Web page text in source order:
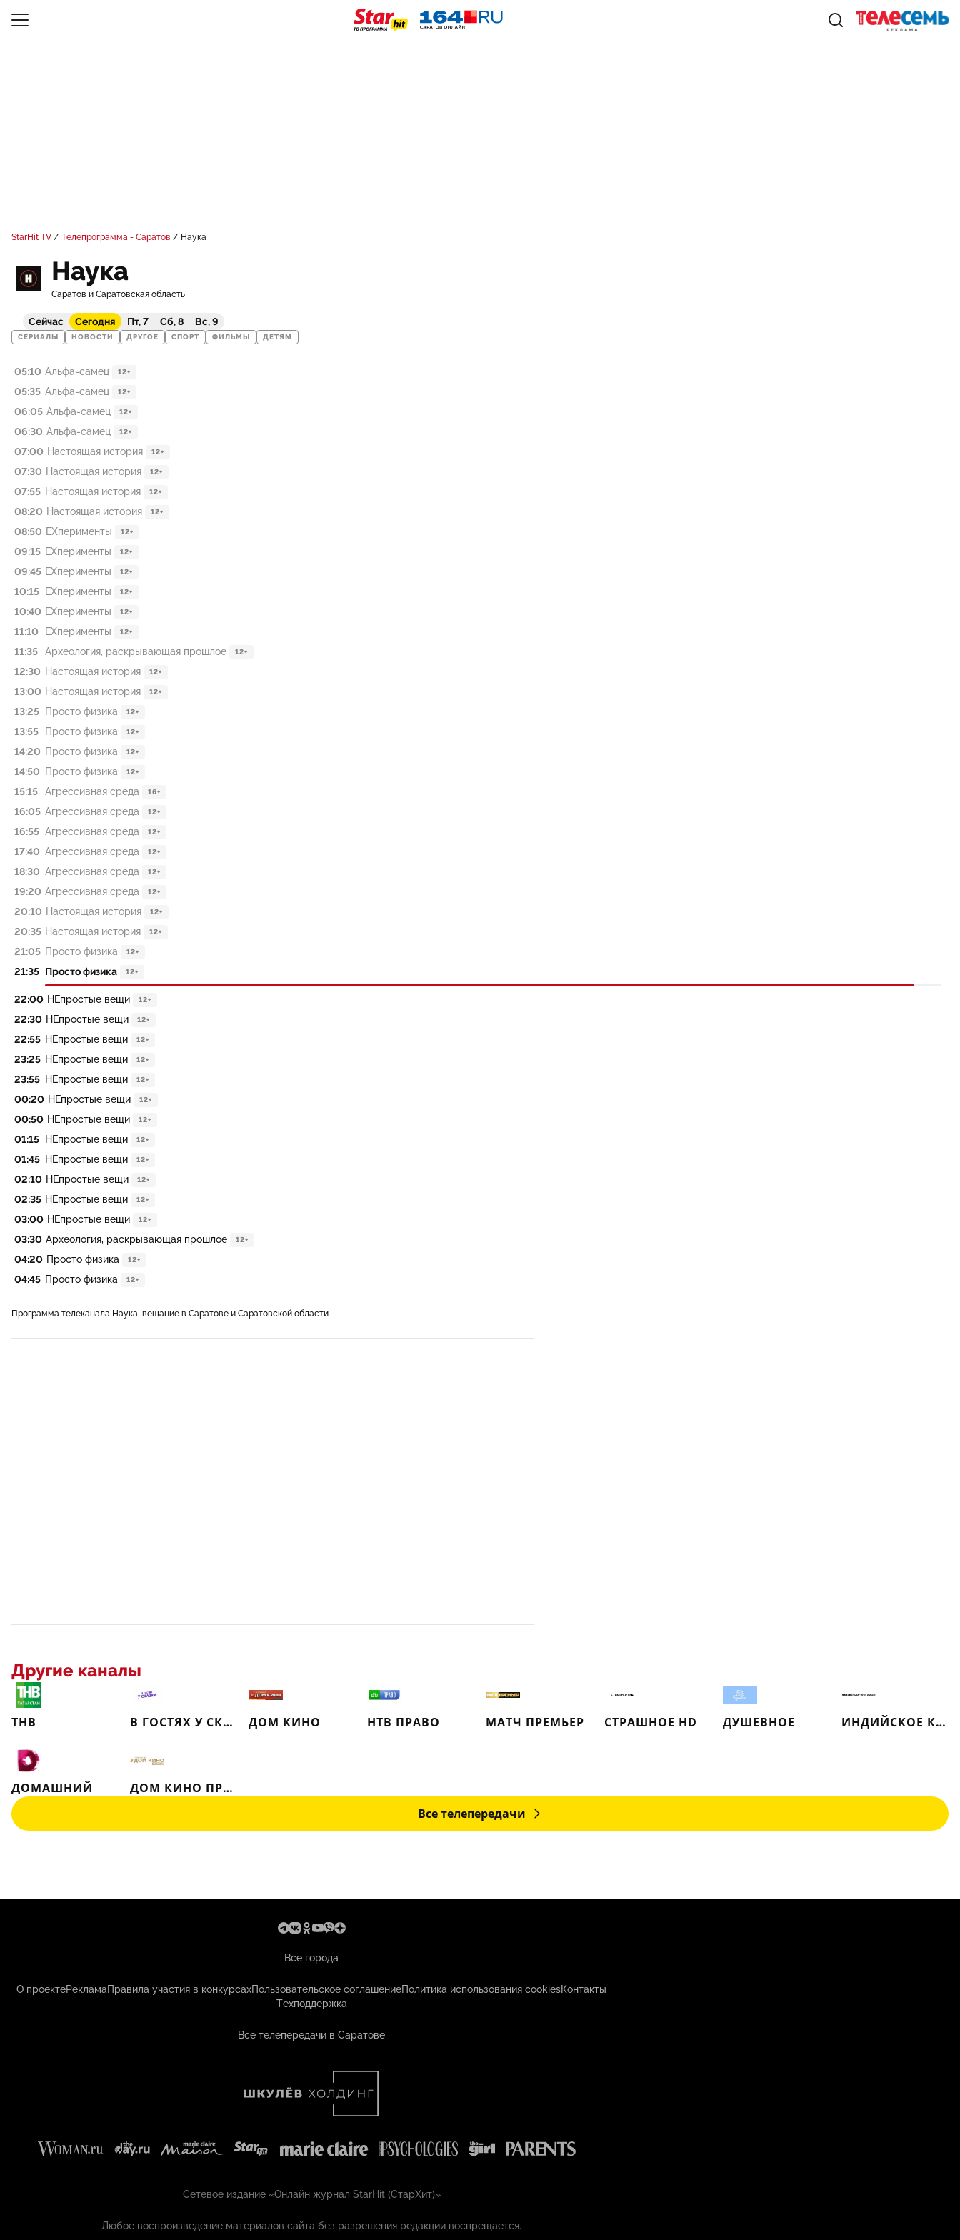
StarHit TV Телепрограмма - Саратов Наука
Наука
Саратов и Саратовская область
Сейчас Сегодня Пт, 7 Сб, 8 Вс, 9
СЕРИАЛЫ НОВОСТИ ДРУГОЕ СПОРТ ФИЛЬМЫ ДЕТЯМ
05:10 Альфа-самец 12+
05:35 Альфа-самец 12+
06:05 Альфа-самец 12+
06:30 Альфа-самец 12+
07:00 Настоящая история 12+
07:30 Настоящая история 12+
07:55 Настоящая история 12+
08:20 Настоящая история 12+
08:50 EXперименты 12+
09:15 EXперименты 12+
09:45 EXперименты 12+
10:15 EXперименты 12+
10:40 EXперименты 12+
11:10 EXперименты 12+
11:35 Археология, раскрывающая прошлое 12+
12:30 Настоящая история 12+
13:00 Настоящая история 12+
13:25 Просто физика 12+
13:55 Просто физика 12+
14:20 Просто физика 12+
14:50 Просто физика 12+
15:15 Агрессивная среда 16+
16:05 Агрессивная среда 12+
16:55 Агрессивная среда 12+
17:40 Агрессивная среда 12+
18:30 Агрессивная среда 12+
19:20 Агрессивная среда 12+
20:10 Настоящая история 12+
20:35 Настоящая история 12+
21:05 Просто физика 12+
21:35 Просто физика 12+
22:00 НЕпростые вещи 12+
22:30 НЕпростые вещи 12+
22:55 НЕпростые вещи 12+
23:25 НЕпростые вещи 12+
23:55 НЕпростые вещи 12+
00:20 НЕпростые вещи 12+
00:50 НЕпростые вещи 12+
01:15 НЕпростые вещи 12+
01:45 НЕпростые вещи 12+
02:10 НЕпростые вещи 12+
02:35 НЕпростые вещи 12+
03:00 НЕпростые вещи 12+
03:30 Археология, раскрывающая прошлое 12+
04:20 Просто физика 12+
04:45 Просто физика 12+
Программа телеканала Наука, вещание в Саратове и Саратовской области
Другие каналы
ТНВ В ГОСТЯХ У СКАЗКИ ДОМ КИНО НТВ ПРАВО МАТЧ ПРЕМЬЕР СТРАШНОЕ HD ДУШЕВНОЕ ИНДИЙСКОЕ КИНО
ДОМАШНИЙ
ДОМ КИНО ПРЕМИУМ
Все телепередачи
Все города
О проектеРекламаПравила участия в конкурсахПользовательское соглашениеПолитика использования cookiesКонтакты
Техподдержка
Все телепередачи в Саратове
Сетевое издание «Онлайн журнал StarHit (СтарХит)»
Любое воспроизведение материалов сайта без разрешения редакции воспрещается.